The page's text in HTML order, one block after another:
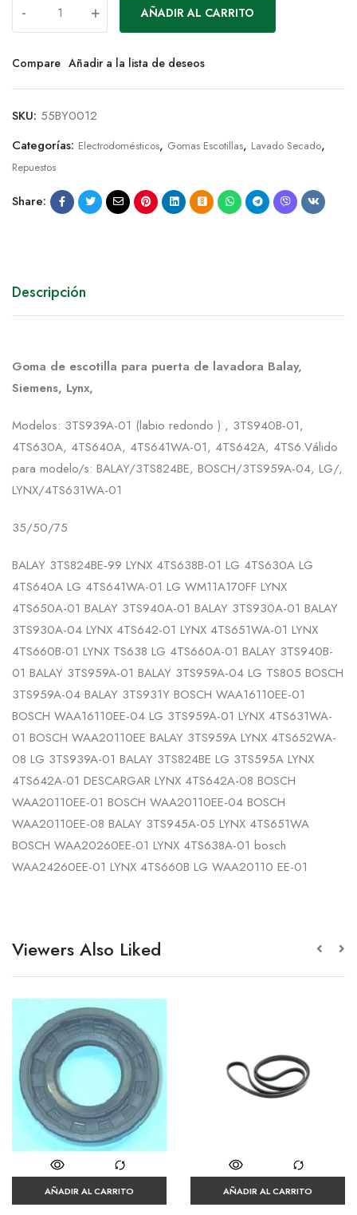
- + AÑADIR AL CARRITO
Compare Añadir a la lista de deseos
SKU: 55BY0012
Categorías: Electrodomésticos, Gomas Escotillas, Lavado Secado,
Repuestos
Share:
Descripción
Goma de escotilla para puerta de lavadora Balay,
Siemens, Lynx,
Modelos: 3TS939A-01 (labio redondo ) , 3TS940B-01,
4TS630A, 4TS640A, 4TS641WA-01, 4TS642A, 4TS6.Válido
para modelo/s: BALAY/3TS824BE, BOSCH/3TS959A-04, LG/,
LYNX/4TS631WA-01
35/50/75
BALAY 3TS824BE-99 LYNX 4TS638B-01 LG 4TS630A LG
4TS640A LG 4TS641WA-01 LG WM11A170FF LYNX
4TS650A-01 BALAY 3TS940A-01 BALAY 3TS930A-01 BALAY
3TS930A-04 LYNX 4TS642-01 LYNX 4TS651WA-01 LYNX
4TS660B-01 LYNX TS638 LG 4TS660A-01 BALAY 3TS940B-
01 BALAY 3TS959A-01 BALAY 3TS959A-04 LG TS805 BOSCH
3TS959A-04 BALAY 3TS931Y BOSCH WAA16110EE-01
BOSCH WAA16110EE-04 LG 3TS959A-01 LYNX 4TS631WA-
01 BOSCH WAA20110EE BALAY 3TS959A LYNX 4TS652WA-
08 LG 3TS939A-01 BALAY 3TS824BE LG 3TS595A LYNX
4TS642A-01 DESCARGAR LYNX 4TS642A-08 BOSCH
WAA20110EE-01 BOSCH WAA20110EE-04 BOSCH
WAA20110EE-08 BALAY 3TS945A-05 LYNX 4TS651WA
BOSCH WAA20260EE-01 LYNX 4TS638A-01 bosch
WAA24260EE-01 LYNX 4TS660B LG WAA20110 EE-01
Viewers Also Liked
AÑADIR AL CARRITO AÑADIR AL CARRITO